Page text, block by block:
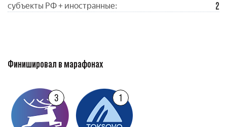
субъекты РФ + иностранные: 2
Финишировал в марафонах
3 1